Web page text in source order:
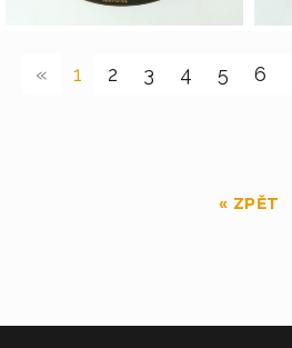
« 1 (current)
2 3 4 5 6
« ZPĚT